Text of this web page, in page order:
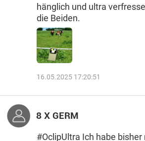
hänglich und ultra
die Beiden.
16.05.2025 17:20:51
8 X GERM
#OclipUltra Ich habe bisher